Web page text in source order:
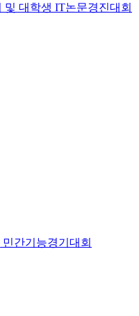
및 대학생 IT논문경진대회
간기능경기대회